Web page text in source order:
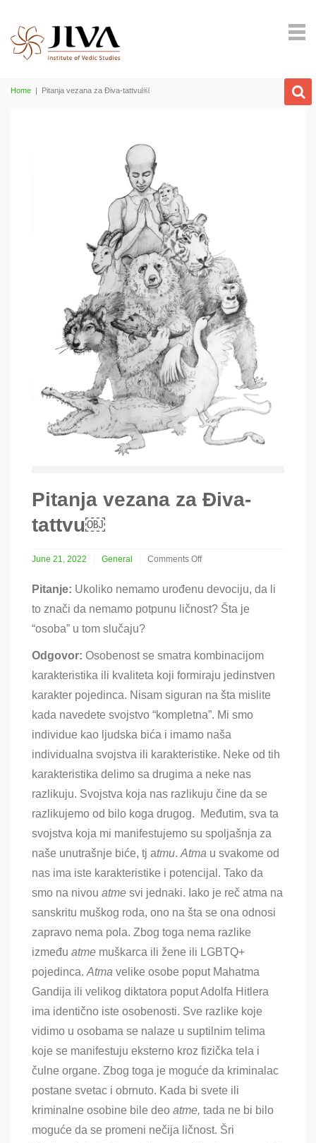
Home | Pitanja vezana za Điva-tattvu￼
Pitanja vezana za Điva-
tattvu￼
June 21, 2022 General
Comments Off
za
Pitanje: Ukoliko nemamo urođenu devociju, da li
to znači da nemamo potpunu ličnost? Šta je
“osoba” u tom slučaju?
Odgovor: Osobenost se smatra kombinacijom
karakteristika ili kvaliteta koji formiraju jedinstven
karakter pojedinca. Nisam siguran na šta mislite
kada navedete svojstvo “kompletna”. Mi smo
individue kao ljudska bića i imamo naša
individualna svojstva ili karakteristike. Neke od tih
karakteristika delimo sa drugima a neke nas
razlikuju. Svojstva koja nas razlikuju čine da se
razlikujemo od bilo koga drugog. Međutim, sva ta
svojstva koja mi manifestujemo su spoljašnja za
naše unutrašnje biće, tj atmu. Atma u svakome od
nas ima iste karakteristike i potencijal . Tako da
smo na nivou atme svi jednaki. Iako je reč atma na
sanskritu muškog roda, ono na šta se ona odnosi
zapravo nema pola. Zbog toga nema razlike
između atme muškarca ili žene ili LGBTQ+
pojedinca. Atma velike osobe poput Mahatma
Gandija ili velikog diktatora poput Adolfa Hitlera
ima identično iste osobenosti. Sve razlike koje
vidimo u osobama se nalaze u suptilnim telima
koje se manifestuju eksterno kroz fizička tela i
čulne organe. Zbog toga je moguće da kriminalac
postane svetac i obrnuto. Kada bi svete ili
kriminalne osobine bile deo atme, tada ne bi bilo
moguće da se promeni nečija ličnost. Šri